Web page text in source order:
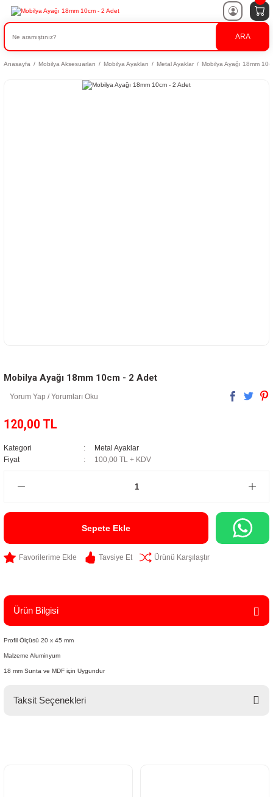
ARA
Anasayfa Mobilya Aksesuarları Mobilya Ayakları Metal Ayaklar Mobilya Ayağı 18mm
Mobilya Ayağı 18mm 10cm - 2 Adet
Yorum Yap / Yorumları Oku
120,00 TL
Kategori
Metal Ayaklar
Fiyat
100,00 TL + KDV
Sepete Ekle
Tavsiye Et Ürünü Karşılaştır
Ürün Bilgisi
Profil Ölçüsü 20 x 45 mm
Malzeme Aluminyum
18 mm Sunta ve MDF için Uygundur
Taksit Seçenekleri